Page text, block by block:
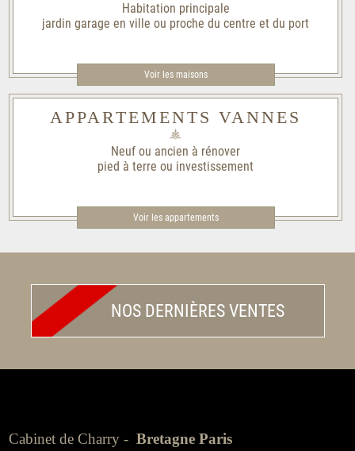
Habitation principale
jardin garage en ville ou proche du centre et du port
Voir les maisons
APPARTEMENTS VANNES
Neuf ou ancien à rénover
pied à terre ou investissement
Voir les appartements
NOS DERNIÈRES VENTES
Cabinet de Charry - Bretagne Paris